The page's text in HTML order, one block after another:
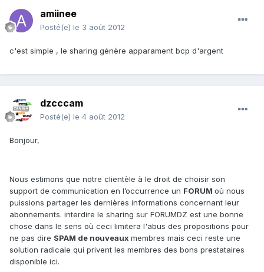
amiinee
Posté(e) le 3 août 2012
c'est simple , le sharing génère apparament bcp d'argent
dzcccam
Posté(e) le 4 août 2012
Bonjour,
Nous estimons que notre clientèle à le droit de choisir son
support de communication en l’occurrence un FORUM où nous
puissions partager les dernières informations concernant leur
abonnements. interdire le sharing sur FORUMDZ est une bonne
chose dans le sens où ceci limitera l'abus des propositions pour
ne pas dire SPAM de nouveaux membres mais ceci reste une
solution radicale qui privent les membres des bons prestataires
disponible ici.